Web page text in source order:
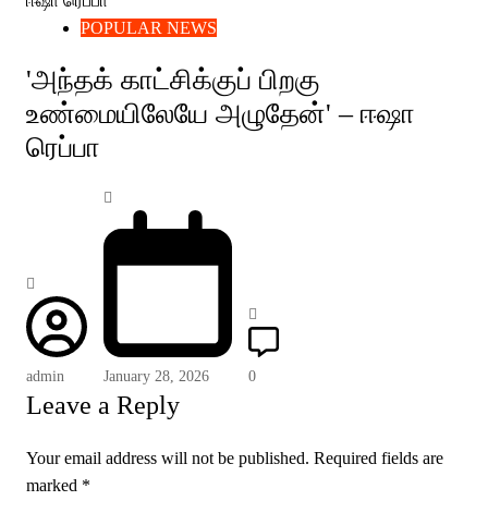
POPULAR NEWS
'அந்தக் காட்சிக்குப் பிறகு
உண்மையிலேயே அழுதேன்' – ஈஷா
ரெப்பா
admin January 28, 2026 0
Leave a Reply
Your email address will not be published. Required fields are
marked *